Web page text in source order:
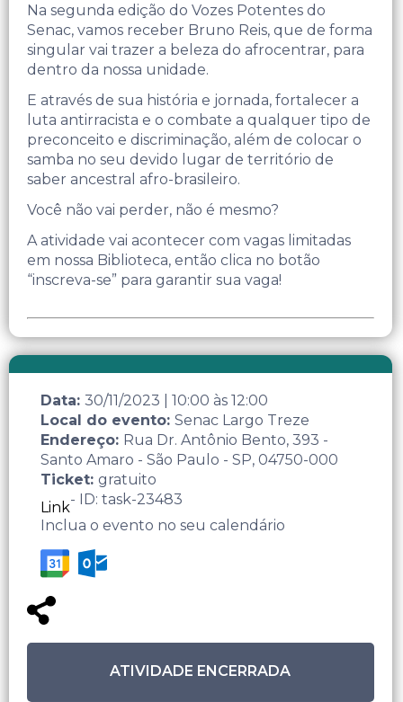
Na segunda edição do Vozes Potentes do
Senac, vamos receber Bruno Reis, que de forma
singular vai trazer a beleza do afrocentrar, para
dentro da nossa unidade.
E através de sua história e jornada, fortalecer a
luta antirracista e o combate a qualquer tipo de
preconceito e discriminação, além de colocar o
samba no seu devido lugar de território de
saber ancestral afro-brasileiro.
Você não vai perder, não é mesmo?
A atividade vai acontecer com vagas limitadas
em nossa Biblioteca, então clica no botão
“inscreva-se” para garantir sua vaga!
Data: 30/11/2023 10:00 às 12:00
Local do evento: Senac Largo Treze
Endereço: Rua Dr. Antônio Bento, 393 -
Santo Amaro - São Paulo - SP, 04750-000
Ticket: gratuito
Link- ID: task-23483
Inclua o evento no seu calendário
ATIVIDADE ENCERRADA